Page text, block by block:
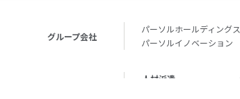
グループ会社
パーソルホールディングス
パーソルイノベーション
人材派遣